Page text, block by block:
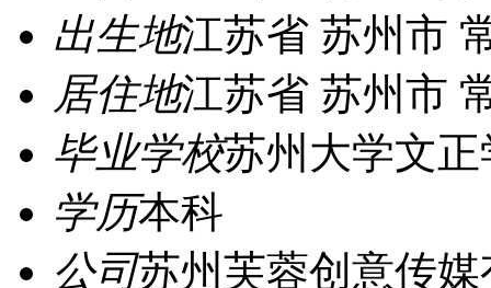
出生地江苏省 苏州市
居住地江苏省 苏州市
毕业学校苏州大学文正
学历本科
公司苏州芙蓉创意传